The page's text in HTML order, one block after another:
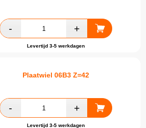
Levertijd 3-5 werkdagen
Plaatwiel 06B3 Z=42
Levertijd 3-5 werkdagen